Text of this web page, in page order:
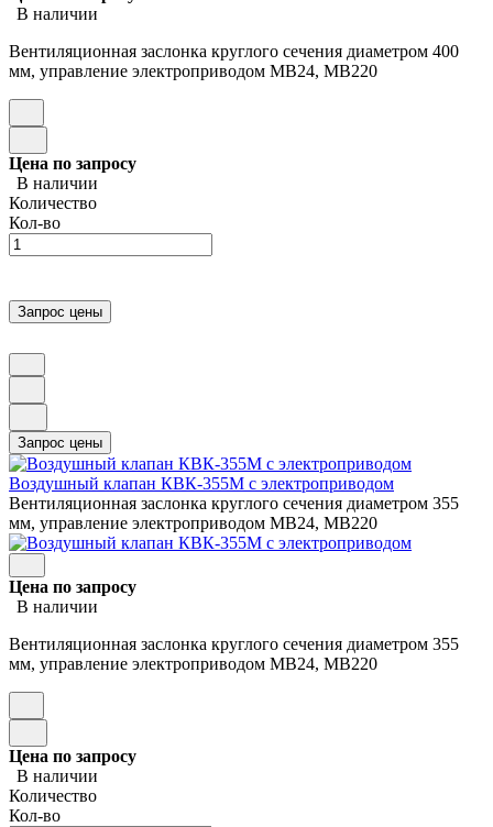
В наличии
Вентиляционная заслонка круглого сечения диаметром 400
мм, управление электроприводом МВ24, МВ220
Цена по запросу
В наличии
Количество
Кол-во
Воздушный клапан КВК-355М с электроприводом
Вентиляционная заслонка круглого сечения диаметром 355
мм, управление электроприводом МВ24, МВ220
Цена по запросу
В наличии
Вентиляционная заслонка круглого сечения диаметром 355
мм, управление электроприводом МВ24, МВ220
Цена по запросу
В наличии
Количество
Кол-во